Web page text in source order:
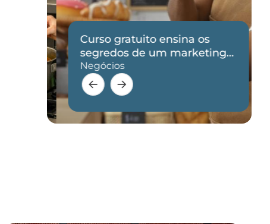
Curso gratuito ensina os
segredos de um marketing
eficaz
Negócios